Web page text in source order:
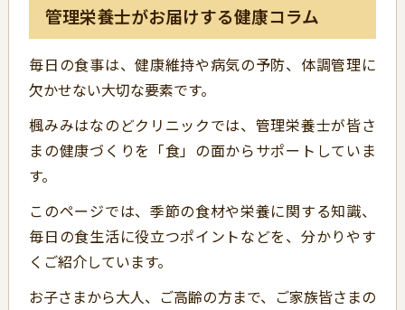
管理栄養士がお届けする健康コラム
毎日の食事は、健康維持や病気の予防、体調管理に
欠かせない大切な要素です。
楓みみはなのどクリニックでは、管理栄養士が皆さ
まの健康づくりを「食」の面からサポートしていま
す。
このページでは、季節の食材や栄養に関する知識、
毎日の食生活に役立つポイントなどを、分かりやす
くご紹介しています。
お子さまから大人、ご高齢の方まで、ご家族皆さまの